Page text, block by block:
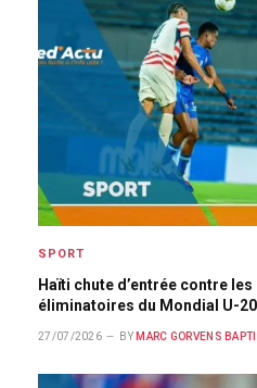
SPORT
Haïti chute d’entrée contre
éliminatoires du Mondial U-20
27/07/2026 BY MARC GORVENS